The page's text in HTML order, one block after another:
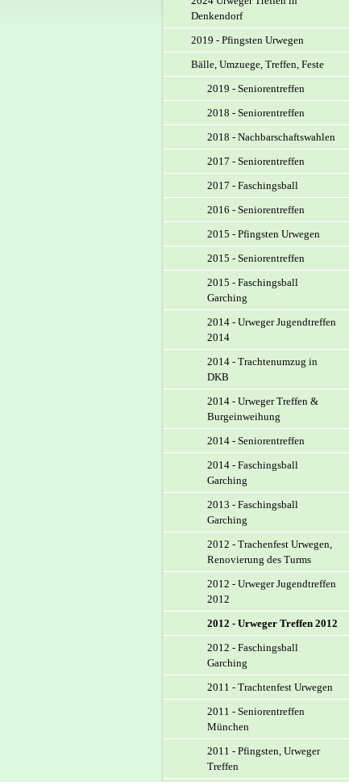
Denkendorf
2019 - Pfingsten Urwegen
Bälle, Umzuege, Treffen, Feste
2019 - Seniorentreffen
2018 - Seniorentreffen
2018 - Nachbarschaftswahlen
2017 - Seniorentreffen
2017 - Faschingsball
2016 - Seniorentreffen
2015 - Pfingsten Urwegen
2015 - Seniorentreffen
2015 - Faschingsball
Garching
2014 - Urweger Jugendtreffen
2014
2014 - Trachtenumzug in
DKB
2014 - Urweger Treffen &
Burgeinweihung
2014 - Seniorentreffen
2014 - Faschingsball
Garching
2013 - Faschingsball
Garching
2012 - Trachenfest Urwegen,
Renovierung des Turms
2012 - Urweger Jugendtreffen
2012
2012 - Urweger Treffen 2012
2012 - Faschingsball
Garching
2011 - Trachtenfest Urwegen
2011 - Seniorentreffen
München
2011 - Pfingsten, Urweger
Treffen